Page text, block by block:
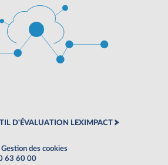
D'ÉVALUATION LEXIMPACT
Gestion des cookies
63 60 00